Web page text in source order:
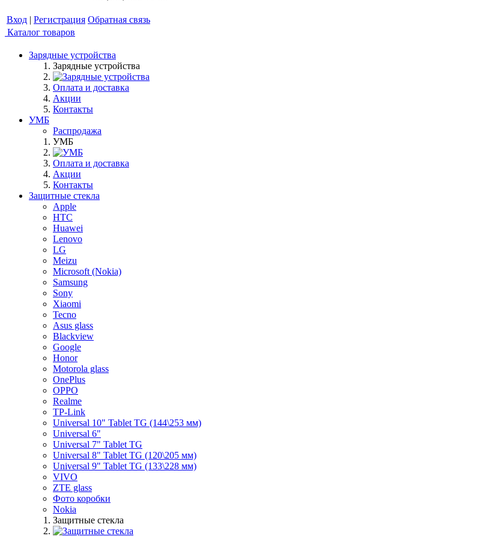
Вход | Регистрация Обратная связь
Каталог товаров
Зарядные устройства
Зарядные устройства
Оплата и доставка
Акции
Контакты
УМБ
Распродажа
УМБ
Оплата и доставка
Акции
Контакты
Защитные стекла
Apple
HTC
Huawei
Lenovo
LG
Meizu
Microsoft (Nokia)
Samsung
Sony
Xiaomi
Tecno
Asus glass
Blackview
Google
Honor
Motorola glass
OnePlus
OPPO
Realme
TP-Link
Universal 10" Tablet TG (144\253 мм)
Universal 6"
Universal 7" Tablet TG
Universal 8" Tablet TG (120\205 мм)
Universal 9" Tablet TG (133\228 мм)
VIVO
ZTE glass
Фото коробки
Nokia
Защитные стекла